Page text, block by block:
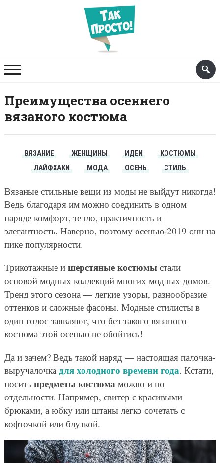
Преимущества осеннего
вязаного костюма
ВЯЗАНИЕ ЖЕНЩИНЫ ИДЕИ
КОСТЮМЫ
ЛАЙФХАКИ
МОДА ОСЕНЬ СТИЛЬ
Вязаные стильные вещи из моды не выйдут никогда!
Ведь благодаря им можно соединить в одном
наряде комфорт, тепло, практичность и
элегантность. Наверно, поэтому осенью-2019 они на
пике популярности.
Трикотажные и шерстяные костюмыстали
основой модных коллекций многих модных домов.
Тренд этого сезона — легкие узоры, разнообразие
оттенков и сложные фасоны. Модные стилисты в
один голос заявляют, что без такого вязаного
костюма этой осенью не обойтись!
Да и зачем? Ведь такой наряд — настоящая палочка-
выручалочка для холодного времени года. Кстати,
носить предметы костюмаможно и по
отдельности. Например, свитер с красивыми
брюками, а юбку или штаны легко сочетать с
кофточкой или блузкой.